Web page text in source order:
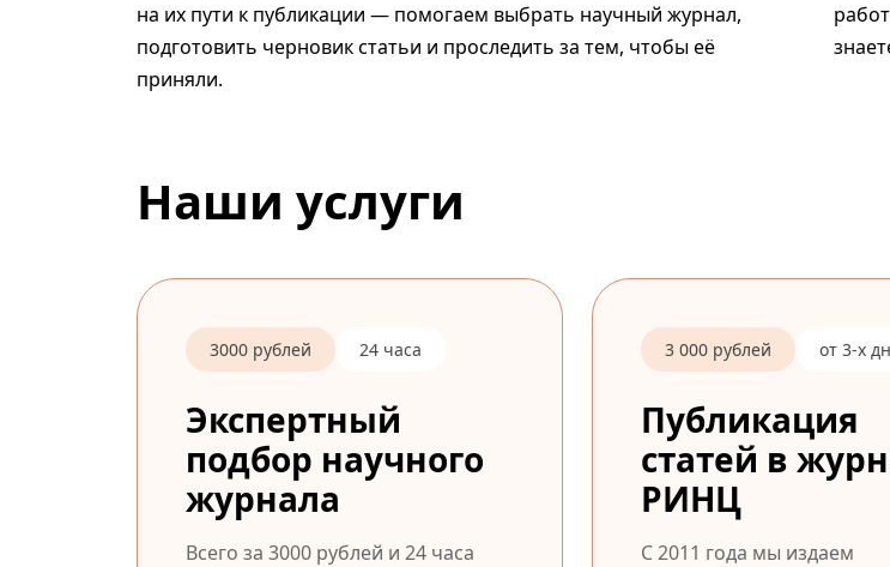
на их пути к публикации — помогаем выбрать научный журнал,
подготовить черновик статьи и проследить за тем, чтобы её
приняли.
Наши услуги
3000 рублей 24 часа
Экспертный
подбор научного
журнала
Всего за 3000 рублей и 24 часа
3 000 рублей от 3-х
Публикация
статей в
РИНЦ
С 2011 года мы издаем